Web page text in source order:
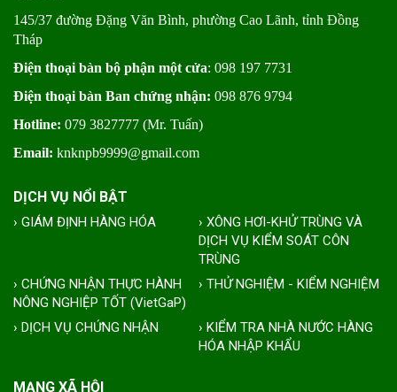
145/37 đường Đặng Văn Bình, phường Cao Lãnh, tỉnh Đồng
Tháp
Điện thoại bàn bộ phận một cửa: 098 197 7731
Điện thoại bàn Ban chứng nhận: 098 876 9794
Hotline: 079 3827777 (Mr. Tuấn)
Email: knknpb9999@gmail.com
DỊCH VỤ NỔI BẬT
› DỊCH VỤ CHỨNG NHẬN
› KIỂM TRA NHÀ NƯỚC HÀNG
HÓA NHẬP KHẨU
› CHỨNG NHẬN THỰC HÀNH
NÔNG NGHIỆP TỐT (VietGaP)
› THỬ NGHIỆM - KIỂM NGHIỆM
› GIÁM ĐỊNH HÀNG HÓA
› XÔNG HƠI-KHỬ TRÙNG VÀ
DỊCH VỤ KIỂM SOÁT CÔN
TRÙNG
MẠNG XÃ HỘI